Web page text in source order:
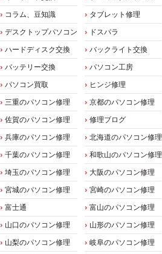
コラム、豆知識
タブレット修理
デスクトップパソコン
ドスパラ
ハードディスク交換
バックライト交換
バッテリー交換
パソコン工房
パソコン買取
ヒンジ修理
三重のパソコン修理
京都のパソコン修理
佐賀のパソコン修理
修理ブログ
兵庫のパソコン修理
北海道のパソコン修理
千葉のパソコン修理
和歌山のパソコン修理
埼玉のパソコン修理
大阪のパソコン修理
宮城のパソコン修理
宮崎のパソコン修理
富士通
富山のパソコン修理
山口のパソコン修理
山形のパソコン修理
山梨のパソコン修理
岐阜のパソコン修理